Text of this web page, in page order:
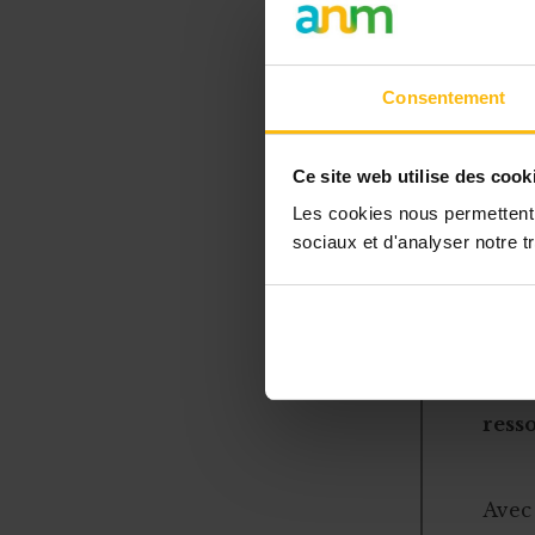
Consentement
Ce site web utilise des
Les cookies nous
sociaux et d'analyser notre
Quid si
création
fraction
l’exerc